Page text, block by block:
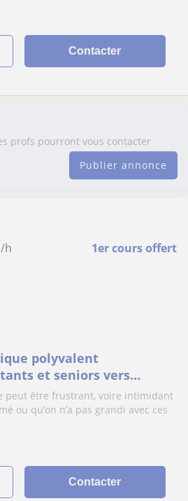
Contacter
profs pourront vous contacter
Publier annonce
/h 1er cours offert
polyvalent
et seniors vers
(ordinateur,
peut être frustrant, voire intimidant
ou qu’on n’a pas grandi avec ces
Contacter